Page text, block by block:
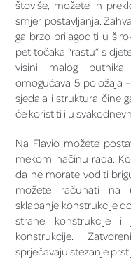
štoviše, možete ih
smjer postavljanja.
ga brzo prilagoditi u
pet točaka “rastu” s
visini malog putnika.
omogućava 5 položaja
sjedala i struktura čine
će koristiti i u
Na Flavio možete
mekom načinu rada.
da ne morate voditi
možete računati na
sklapanje konstrukcije
strane konstrukcije i
konstrukcije.
sprječavaju stezanje